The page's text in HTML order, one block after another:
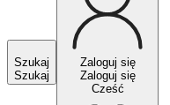
Szukaj
Szukaj
Zaloguj się
Zaloguj się
Cześć